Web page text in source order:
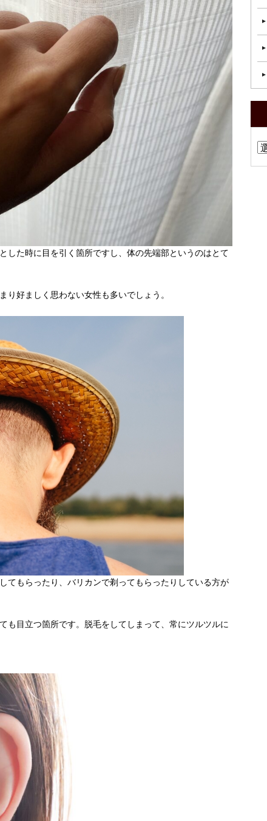
した時に目を引く箇所ですし、体の先端部というのはとて
り好ましく思わない女性も多いでしょう。
てもらったり、バリカンで剃ってもらったりしている方が
も目立つ箇所です。脱毛をしてしまって、常にツルツルに